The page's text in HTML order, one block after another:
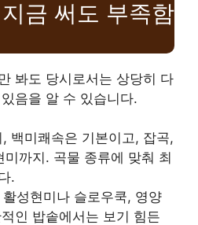
금 써도 부족함
봐도 당시로서는 상당히 다
음을 알 수 있습니다.
백미쾌속은 기본이고, 잡곡,
까지. 곡물 종류에 맞춰 최
.
성현미나 슬로우쿡, 영양
인 밥솥에서는 보기 힘든